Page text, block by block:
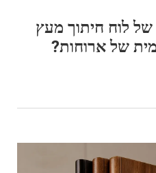
לוח חיתוך מעץ
של ארוחות?